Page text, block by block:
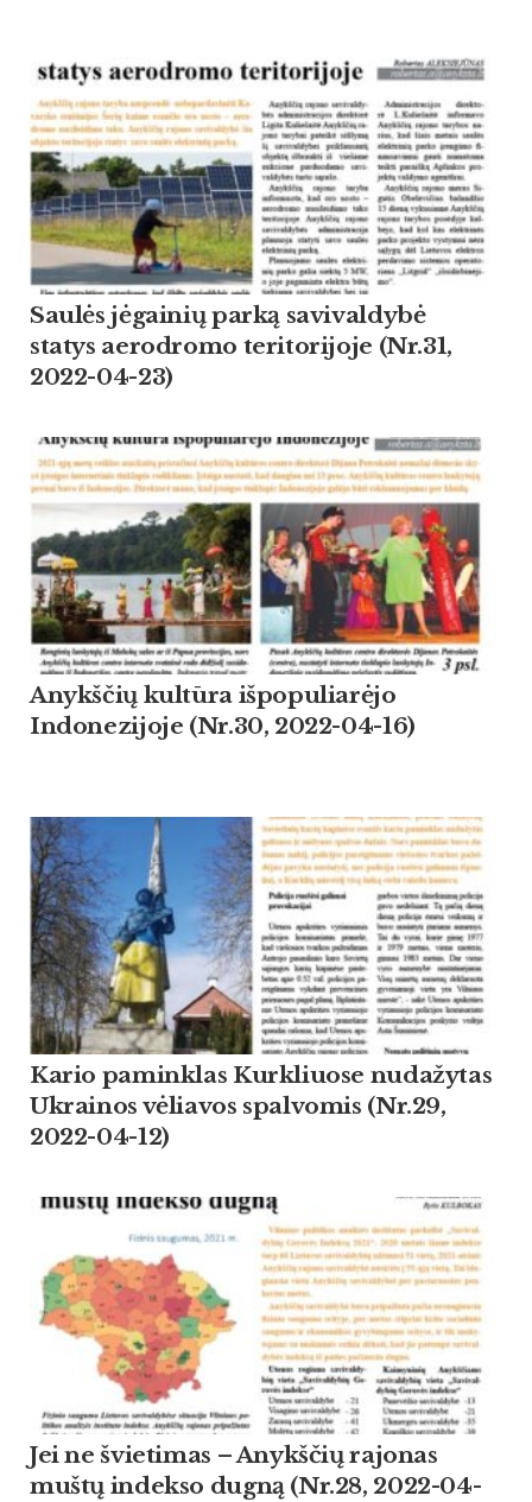
Saulės jėgainių parką savivaldybė
statys aerodromo teritorijoje (Nr.31,
2022-04-23)
Anykščių kultūra išpopuliarėjo
Indonezijoje (Nr.30, 2022-04-16)
Kario paminklas Kurkliuose nudažytas
Ukrainos vėliavos spalvomis (Nr.29,
2022-04-12)
Jei ne švietimas – Anykščių rajonas
muštų indekso dugną (Nr.28, 2022-04-